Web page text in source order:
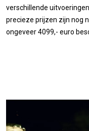
verschillende
precieze prijzen zijn nog
ongeveer 4099,- euro